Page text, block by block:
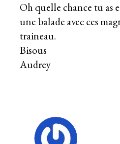
Oh quelle chance tu as
une balade avec ces
traineau.
Bisous
Audrey